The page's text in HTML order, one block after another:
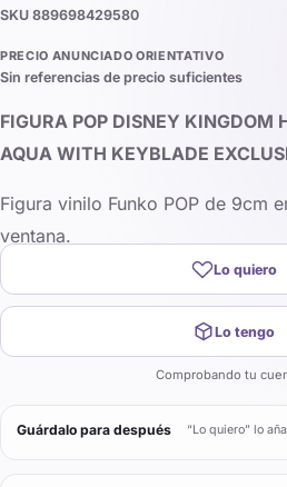
SKU 889698429580
PRECIO ANUNCIADO ORIENTATIVO
Sin referencias de precio suficientes
FIGURA POP DISNEY KINGDOM
AQUA WITH KEYBLADE
Figura vinilo Funko POP de 9cm
ventana.
Lo quiero
Lo tengo
Comprobando tu
Guárdalo para después “Lo quiero” lo